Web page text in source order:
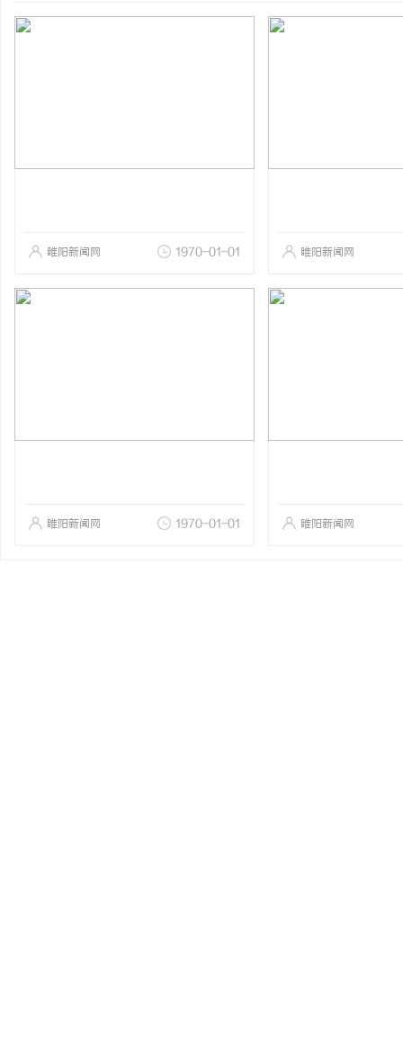
睢阳新闻网 1970-01-01 睢阳新闻网
睢阳新闻网 1970-01-01 睢阳新闻网